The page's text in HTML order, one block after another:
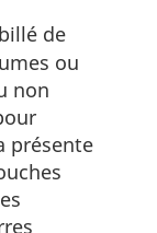
de
ou
non
présente